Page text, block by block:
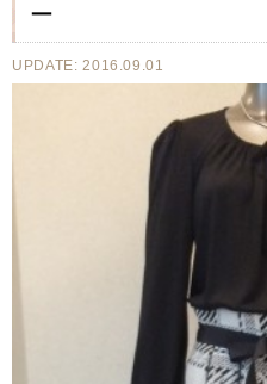
ー
UPDATE: 2016.09.01